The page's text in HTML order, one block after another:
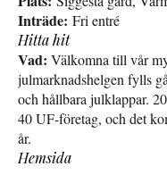
Inträde: Fri entré
Hitta hit
Vad: Välkomna till vår
julmarknadshelgen fylls
och hållbara julklappar.
40 UF-företag, och det
år.
Hemsida